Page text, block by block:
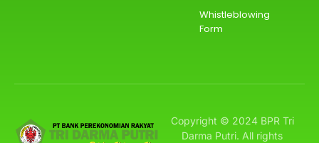
Whistleblowing
Form
Copyright © 2024 BPR Tri
Darma Putri. All rights